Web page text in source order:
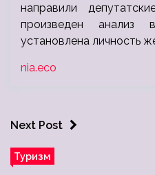
направили
произведен анализ
установлена личность
nia.eco
Next Post
Туризм